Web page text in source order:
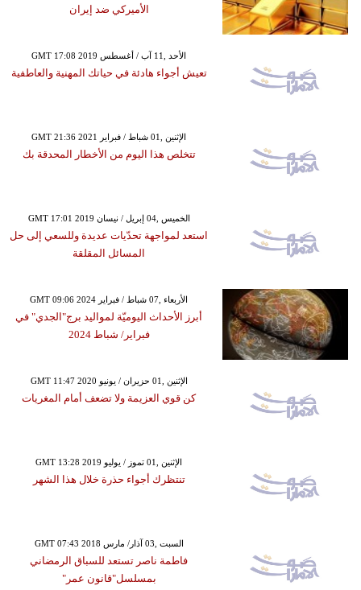
الأميركي ضد إيران
GMT 17:08 2019 الأحد ,11 آب / أغسطس
تعيش أجواء هادئة في حياتك المهنية والعاطفية
GMT 21:36 2021 الإثنين ,01 شباط / فبراير
تتخلص هذا اليوم من الأخطار المحدقة بك
GMT 17:01 2019 الخميس ,04 إبريل / نيسان
استعد لمواجهة تحدّيات عديدة وللسعي إلى حل
المسائل المقلقة
GMT 09:06 2024 الأربعاء ,07 شباط / فبراير
أبرز الأحداث اليوميّة لمواليد برج"الجدي" في
فبراير/ شباط 2024
GMT 11:47 2020 الإثنين ,01 حزيران / يونيو
كن قوي العزيمة ولا تضعف أمام المغريات
GMT 13:28 2019 الإثنين ,01 تموز / يوليو
تنتظرك أجواء حذرة خلال هذا الشهر
GMT 07:43 2018 السبت ,03 آذار/ مارس
فاطمة ناصر تستعد للسباق الرمضاني
بمسلسل"قانون عمر"